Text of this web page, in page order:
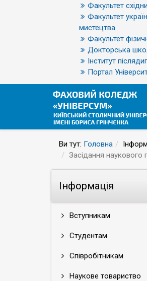
Факультет
Факультет
мистецтва
Факультет
Докторська
Інститут
Портал
Ви тут: Головна
Засідання наукового
Інформація
Вступникам
Студентам
Співробітникам
Наукове товариство